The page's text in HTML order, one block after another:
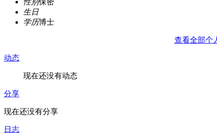
生日
学历博士
查看全部个
动态
现在还没有动态
分享
现在还没有分享
日志